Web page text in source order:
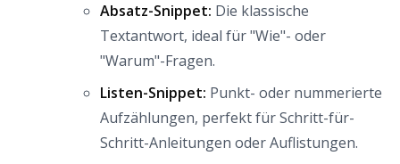
Absatz-Snippet: Die klassische
Textantwort, ideal für "Wie"- oder
"Warum"-Fragen.
Listen-Snippet: Punkt- oder nummerierte
Aufzählungen, perfekt für Schritt-für-
Schritt-Anleitungen oder Auflistungen.